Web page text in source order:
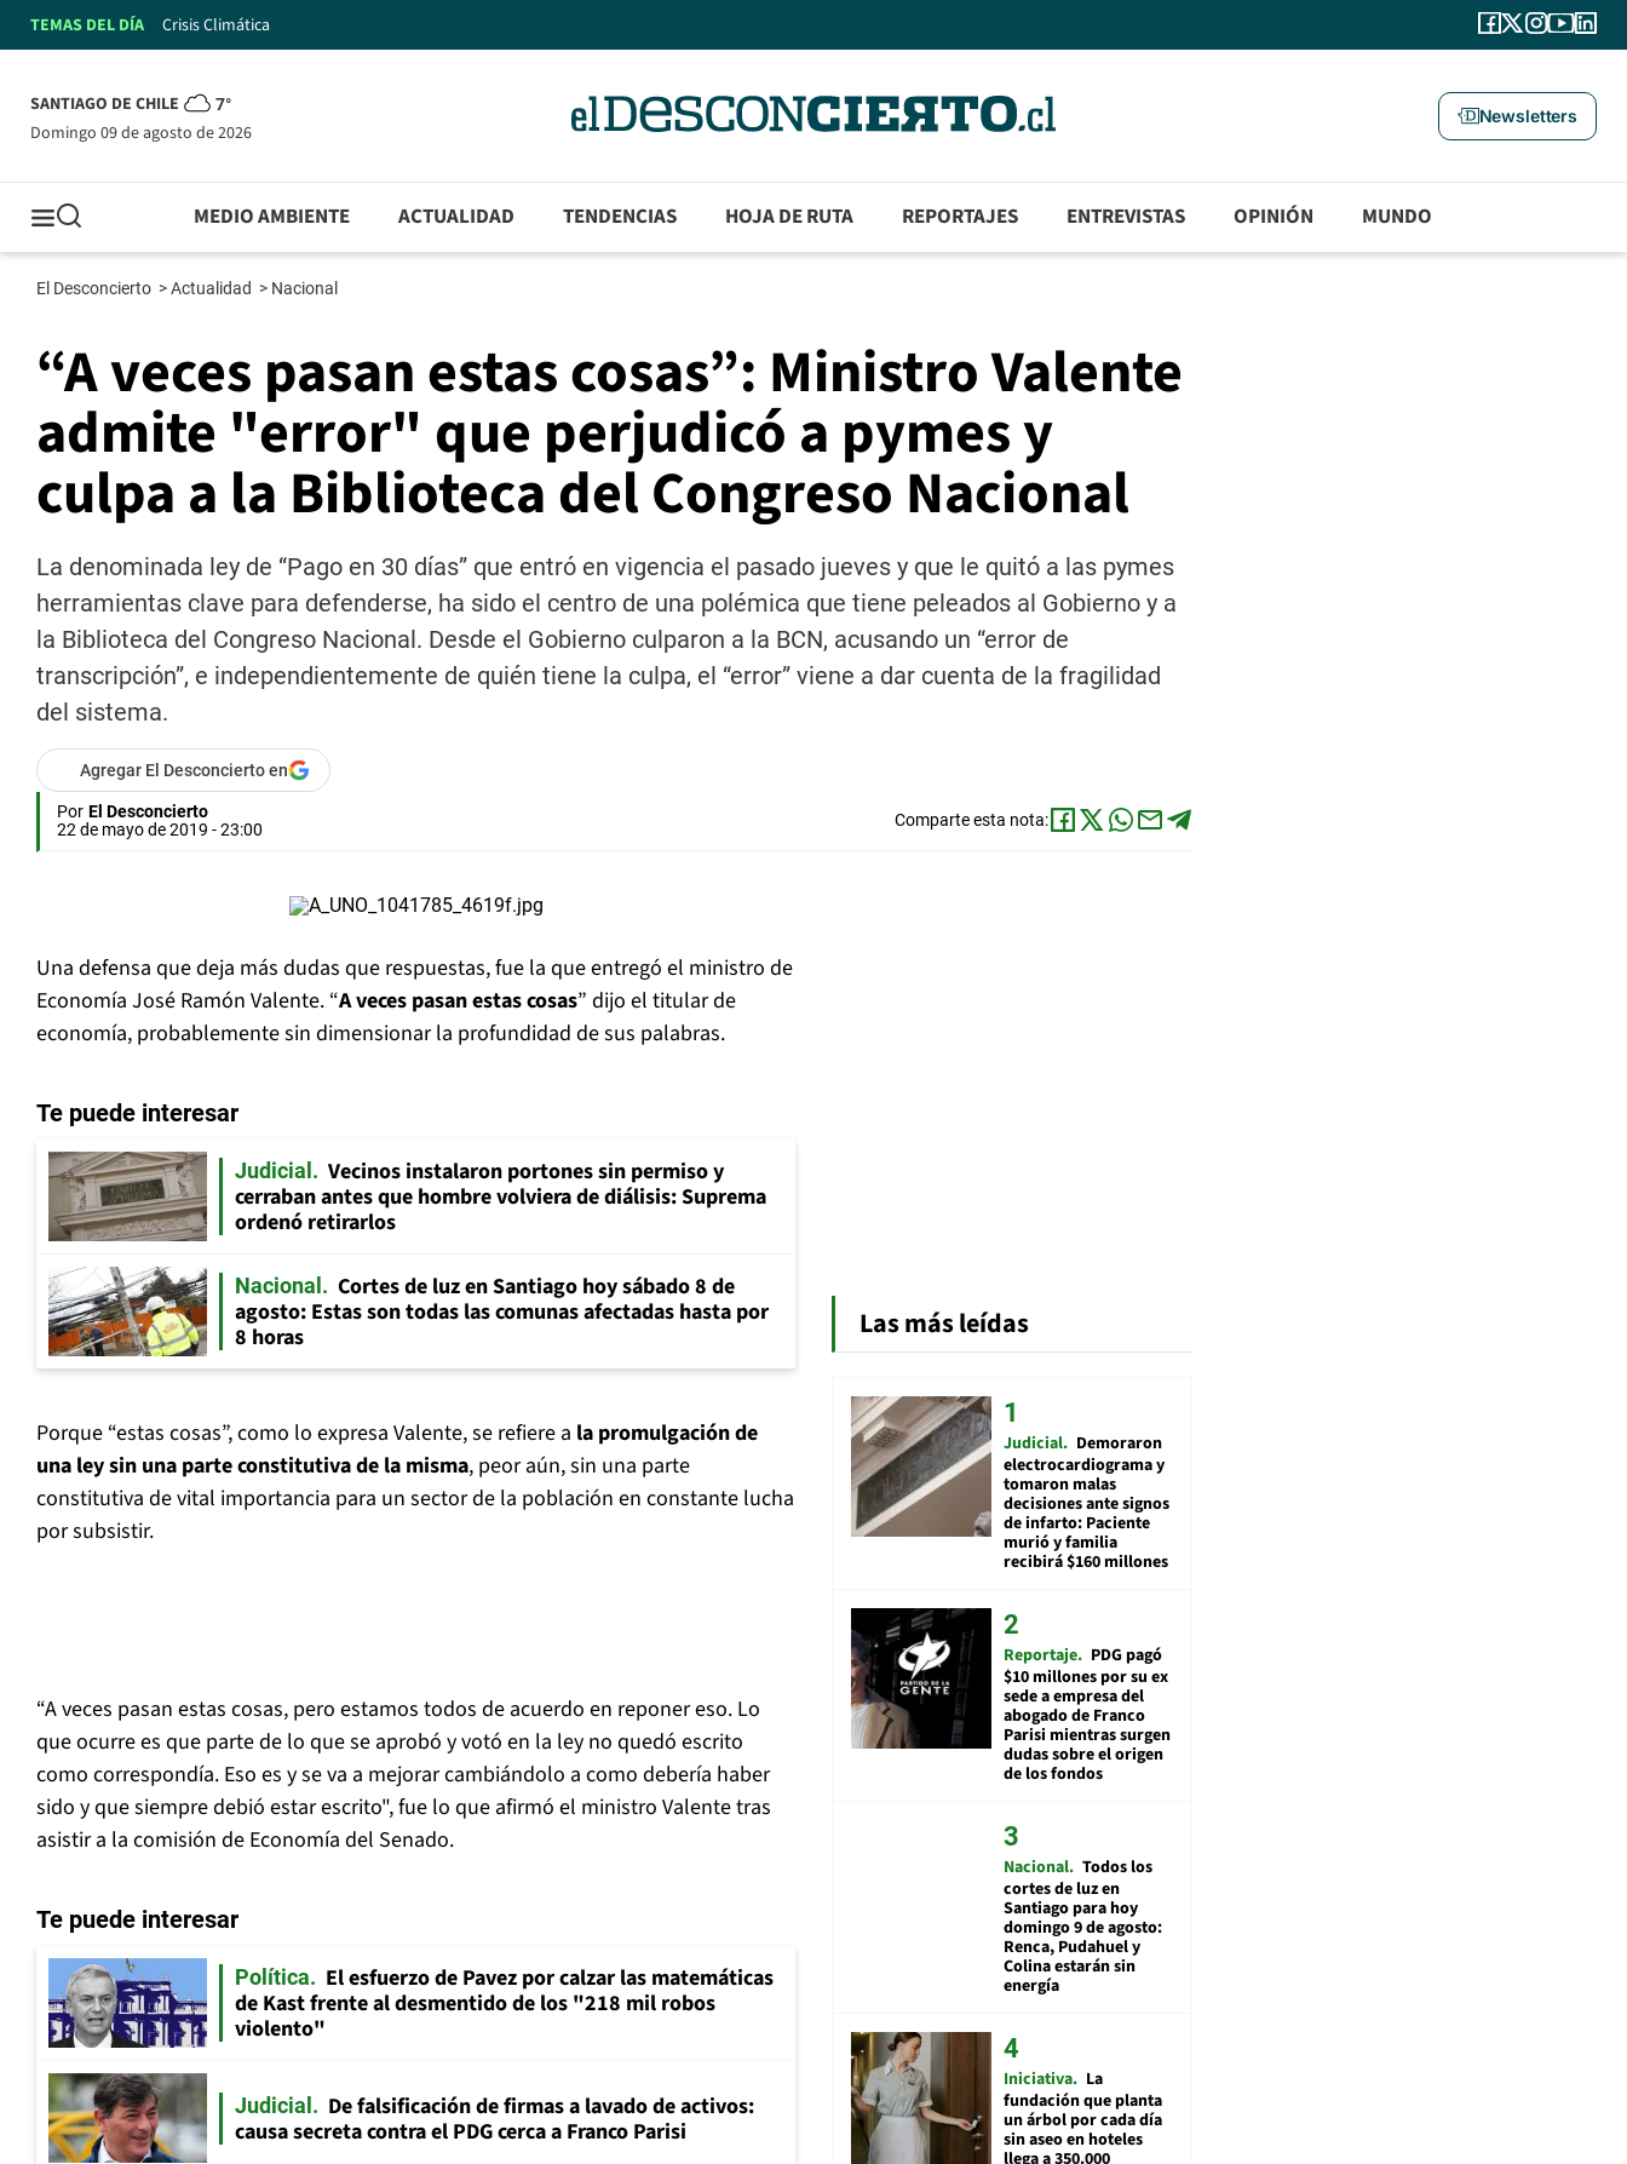
TEMAS DEL DÍA Crisis Climática
SANTIAGO DE CHILE 7°
domingo 09 de agosto de 2026
Newsletters
MEDIO AMBIENTE ACTUALIDAD TENDENCIAS HOJA DE RUTA REPORTAJES ENTREVISTAS OPINIÓN MUNDO
El Desconcierto >Actualidad > Nacional
“A veces pasan estas cosas”: Ministro Valente
admite "error" que perjudicó a pymes y
culpa a la Biblioteca del Congreso Nacional
La denominada ley de “Pago en 30 días” que entró en vigencia el pasado jueves y que le quitó a las pymes
herramientas clave para defenderse, ha sido el centro de una polémica que tiene peleados al Gobierno y a
la Biblioteca del Congreso Nacional. Desde el Gobierno culparon a la BCN, acusando un “error de
transcripción”, e independientemente de quién tiene la culpa, el “error” viene a dar cuenta de la fragilidad
del sistema.
Agregar El Desconcierto en
Por El Desconcierto
22 de mayo de 2019 - 23:00
Comparte esta nota:
Una defensa que deja más dudas que respuestas, fue la que entregó el ministro de
Economía José Ramón Valente. “A veces pasan estas cosas” dijo el titular de
economía, probablemente sin dimensionar la profundidad de sus palabras.
Te puede interesar
Judicial
Vecinos instalaron portones sin permiso y
cerraban antes que hombre volviera de diálisis: Suprema
ordenó retirarlos
Nacional
Cortes de luz en Santiago hoy sábado 8 de
agosto: Estas son todas las comunas afectadas hasta por
8 horas
Porque “estas cosas”, como lo expresa Valente, se refiere a la promulgación de
una ley sin una parte constitutiva de la misma, peor aún, sin una parte
constitutiva de vital importancia para un sector de la población en constante lucha
por subsistir.
“A veces pasan estas cosas, pero estamos todos de acuerdo en reponer eso. Lo
que ocurre es que parte de lo que se aprobó y votó en la ley no quedó escrito
como correspondía. Eso es y se va a mejorar cambiándolo a como debería haber
sido y que siempre debió estar escrito", fue lo que afirmó el ministro Valente tras
asistir a la comisión de Economía del Senado.
Te puede interesar
Política
El esfuerzo de Pavez por calzar las matemáticas
de Kast frente al desmentido de los "218 mil robos
violento"
Judicial
De falsificación de firmas a lavado de activos:
causa secreta contra el PDG cerca a Franco Parisi
Las más leídas
Judicial Demoraron
electrocardiograma y
tomaron malas
decisiones ante signos
de infarto: Paciente
murió y familia
recibirá $160 millones
Reportaje PDG pagó
$10 millones por su ex
sede a empresa del
abogado de Franco
Parisi mientras surgen
dudas sobre el origen
de los fondos
Nacional Todos los
cortes de luz en
Santiago para hoy
domingo 9 de agosto:
Renca, Pudahuel y
Colina estarán sin
energía
Iniciativa La
fundación que planta
un árbol por cada día
sin aseo en hoteles